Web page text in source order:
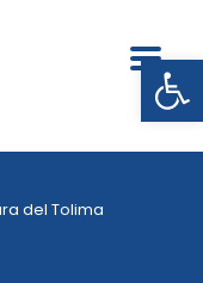
del Tolima